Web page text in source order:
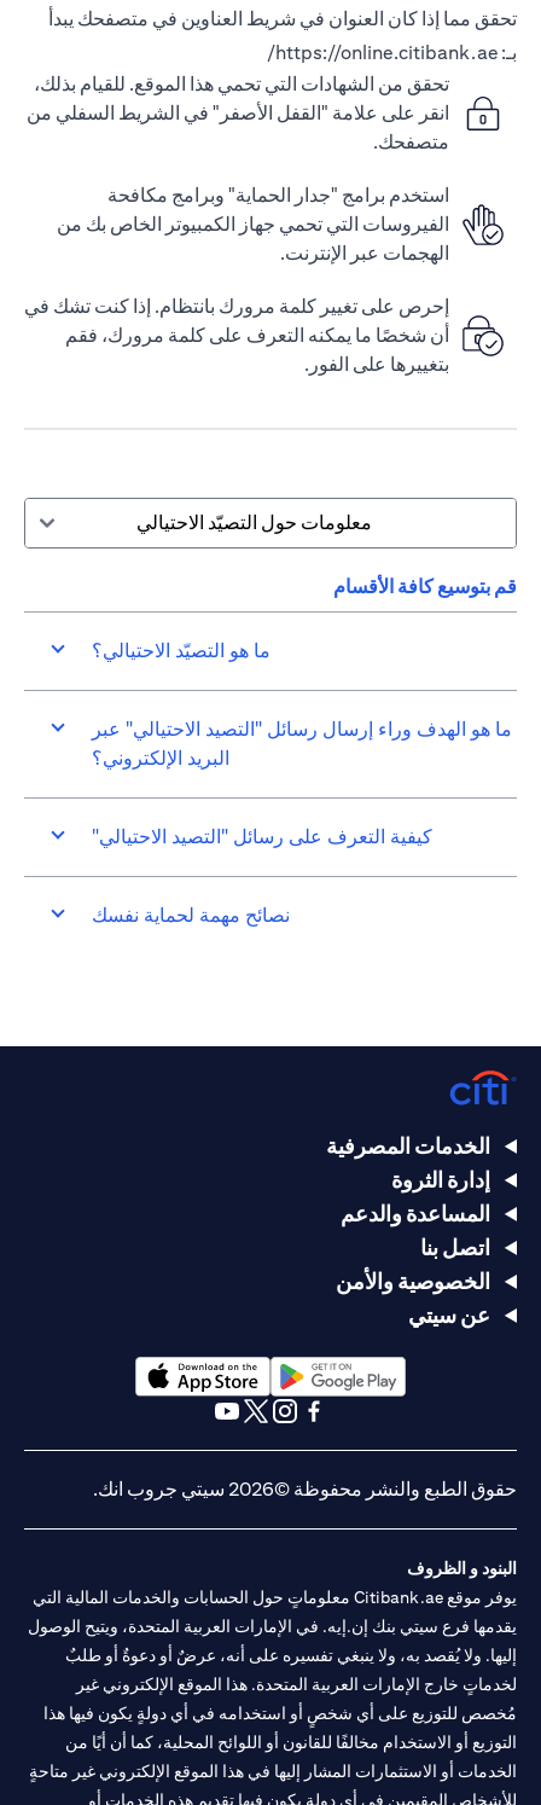
تحقق مما إذا كان العنوان في شريط العناوين في متصفحك يبدأ
بـ: https://online.citibank.ae/
تحقق من الشهادات التي تحمي هذا الموقع. للقيام بذلك،
انقر على علامة "القفل الأصفر" في الشريط السفلي من
متصفحك.
استخدم برامج "جدار الحماية" وبرامج مكافحة
الفيروسات التي تحمي جهاز الكمبيوتر الخاص بك من
الهجمات عبر الإنترنت.
إحرص على تغيير كلمة مرورك بانتظام. إذا كنت تشك في
أن شخصًا ما يمكنه التعرف على كلمة مرورك، فقم
بتغييرها على الفور.
معلومات حول التصيّد الاحتيالي
قم بتوسيع كافة الأقسام
ما هو التصيّد الاحتيالي؟
ما هو الهدف وراء إرسال رسائل "التصيد الاحتيالي" عبر
البريد الإلكتروني؟
كيفية التعرف على رسائل "التصيد الاحتيالي"
نصائح مهمة لحماية نفسك
الخدمات المصرفية
إدارة الثروة
المساعدة والدعم
اتصل بنا
الخصوصية والأمن
عن سيتي
(opens in a new tab)
حقوق الطبع والنشر محفوظة ©2026 سيتي جروب انك.
البنود و الظروف
يوفر موقع Citibank.ae معلوماتٍ حول الحسابات والخدمات المالية التي
يقدمها فرع سيتي بنك إن.إيه. في الإمارات العربية المتحدة، ويتيح الوصول
إليها. ولا يُقصد به، ولا ينبغي تفسيره على أنه، عرضٌ أو دعوةٌ أو طلبٌ
لخدماتٍ خارج الإمارات العربية المتحدة. هذا الموقع الإلكتروني غير
مُخصص للتوزيع على أي شخصٍ أو استخدامه في أي دولةٍ يكون فيها هذا
التوزيع أو الاستخدام مخالفًا للقانون أو اللوائح المحلية، كما أن أيًا من
الخدمات أو الاستثمارات المشار إليها في هذا الموقع الإلكتروني غير متاحةٍ
للأشخاص المقيمين في أي دولةٍ يكون فيها تقديم هذه الخدمات أو